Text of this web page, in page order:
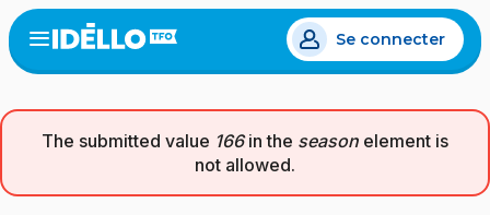
Aller
au
contenu
Open
menu
Se connecter
Message
d'erreur
The submitted value 166in the season element is
not allowed.